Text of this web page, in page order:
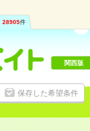
28905件
保存した希望条件
関西版